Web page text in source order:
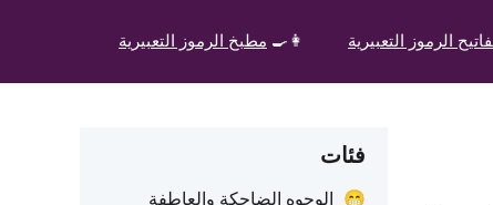
الرموز التعبيرية 👩‍🍳 مطبخ الرموز التعبيرية
فئات
😁 الوجوه الضاحكة والعاطفة